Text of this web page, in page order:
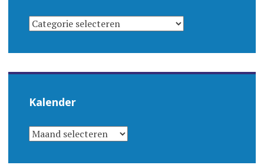
CATEGORIEËN
Kalender
KALENDER